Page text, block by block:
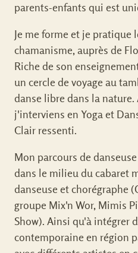
parents-enfants qui est
Je me forme et je pratique
chamanisme, auprès de
Riche de son
un cercle de voyage au
danse libre dans la nature.
j'interviens en Yoga et
Clair ressenti.
Mon parcours de
dans le milieu du cabaret
danseuse et chorégraphe
groupe Mix'n Wor, Mimis
Show). Ainsi qu'à intégrer
contemporaine en région